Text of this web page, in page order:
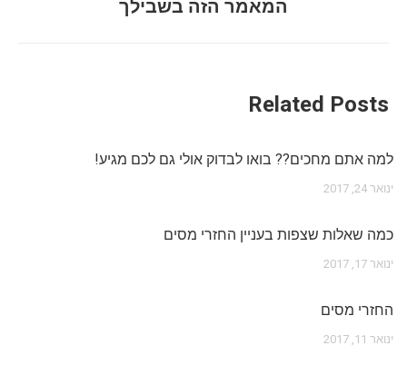
post:
המאמר הזה בשבילך
Related Posts
למה אתם מחכים?? בואו לבדוק אולי גם לכם מגיע!
ינואר 24, 2017
כמה שאלות שצפות בעניין החזרי מסים
ינואר 17, 2017
החזרי מסים
ינואר 11, 2017